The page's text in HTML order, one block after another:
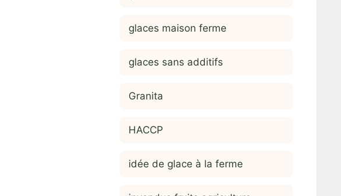
glaces maison ferme
glaces sans additifs
Granita
HACCP
idée de glace à la ferme